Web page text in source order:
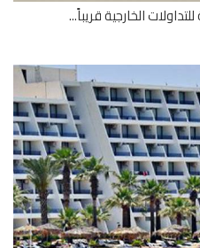
الخارجية قريباً...